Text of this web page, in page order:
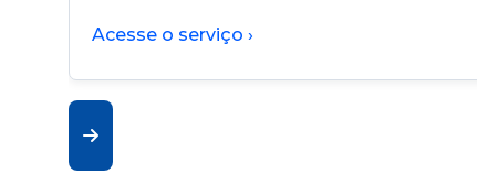
Acesse o serviço ›